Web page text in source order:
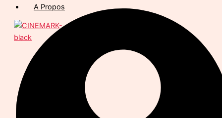
A Propos